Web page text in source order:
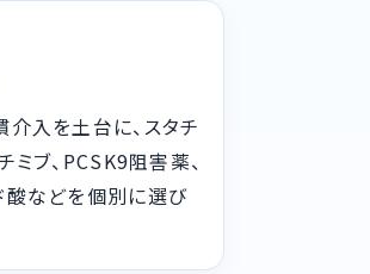
介入を土台に、スタチ
ミブ、PCSK9阻害薬、
酸などを個別に選び